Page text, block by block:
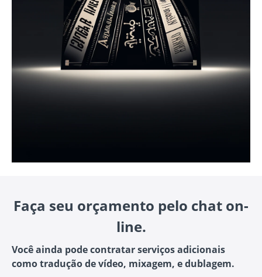
Faça seu orçamento pelo chat on-
line.
Você ainda pode contratar serviços adicionais
como tradução de vídeo, mixagem, e dublagem.